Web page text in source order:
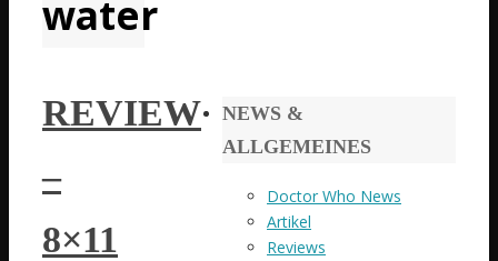
water
REVIEW
–
8×11
NEWS &
ALLGEMEINES
Doctor Who News
Artikel
Reviews